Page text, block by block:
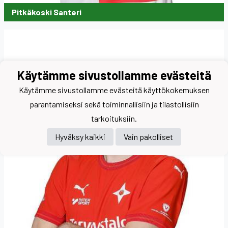
Pitkäkoski Santeri
Käytämme sivustollamme evästeitä
Käytämme sivustollamme evästeitä käyttökokemuksen
parantamiseksi sekä toiminnallisiin ja tilastollisiin
tarkoituksiin.
Hyväksy kaikki
Vain pakolliset